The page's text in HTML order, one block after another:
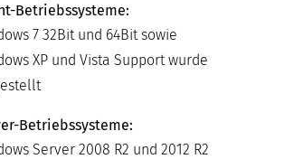
Betriebssysteme:
7 32Bit und 64Bit sowie
XP und Vista Support wurde
Betriebssysteme:
Server 2008 R2 und 2012 R2